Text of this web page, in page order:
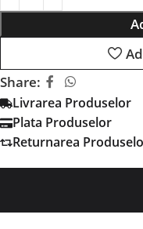
Share:
Livrarea Produselor
Plata Produselor
Returnarea